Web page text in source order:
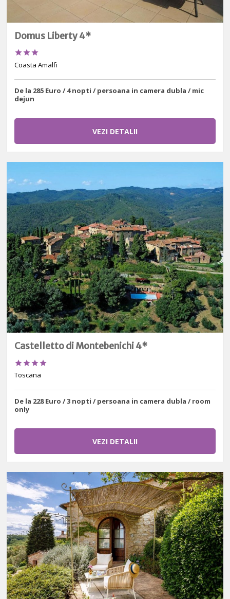
Domus Liberty 4*

Coasta Amalfi
De la 285 Euro / 4 nopti / persoana in camera dubla / mic
dejun
VEZI DETALII
Castelletto di Montebenichi 4*

Toscana
De la 228 Euro / 3 nopti / persoana in camera dubla / room
only
VEZI DETALII